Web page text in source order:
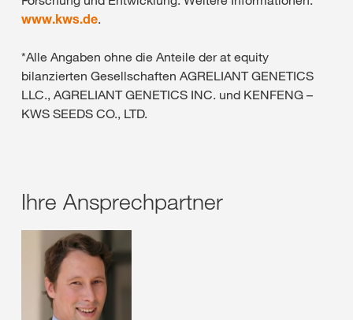
www.kws.de.
*Alle Angaben ohne die Anteile der at equity
bilanzierten Gesellschaften AGRELIANT GENETICS
LLC., AGRELIANT GENETICS INC. und KENFENG –
KWS SEEDS CO., LTD.
Ihre Ansprechpartner